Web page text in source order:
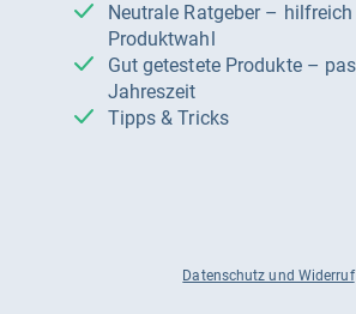
Neutrale Ratgeber – hilfreich für Ihre
Produktwahl
Gut getestete Produkte – passend zur
Jahreszeit
Tipps & Tricks
Datenschutz und Widerruf